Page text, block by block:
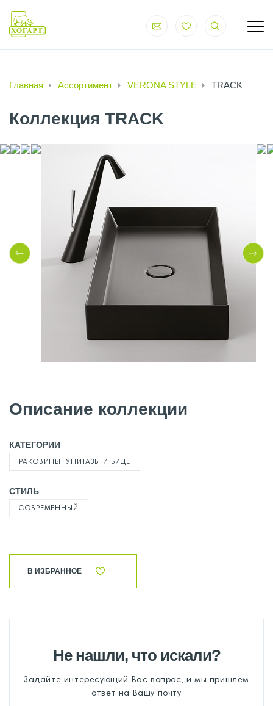
Главная Ассортимент VERONA STYLE TRACK
Коллекция TRACK
Описание коллекции
КАТЕГОРИИ
РАКОВИНЫ, УНИТАЗЫ И БИДЕ
СТИЛЬ
СОВРЕМЕННЫЙ
В ИЗБРАННОЕ
Не нашли, что искали?
Задайте интересующий Вас вопрос, и мы пришлем
ответ на Вашу почту